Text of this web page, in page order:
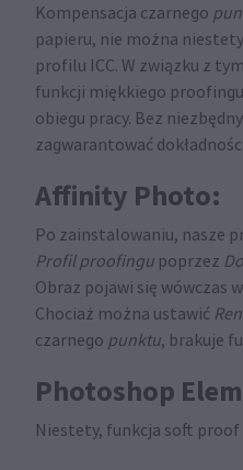
Kompensacja czarnego
papieru, nie można
profilu ICC. W związku z
funkcji miękkiego
obiegu pracy. Bez
zagwarantować
Affinity Photo:
Po zainstalowaniu, nasze
Profil proofingu poprzez
Obraz pojawi się wówczas
Chociaż można ustawić
czarnego punktu, brakuje
Photoshop
Niestety, funkcja soft